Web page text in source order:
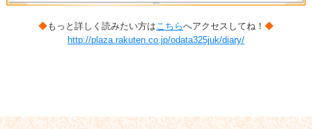
◆もっと詳しく読みたい方はこちらへアクセスしてね！ ◆
http://plaza.rakuten.co.jp/odata325juk/diary/